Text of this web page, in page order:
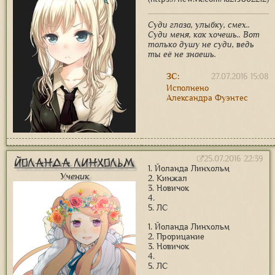
Суди глаза, улыбку, смех..
Суди меня, как хочешь.. Вот
только душу не суди, ведь
ты её не знаешь.
27.07.2016 15:08
ЗС:
Исполнено
Александра Фуэнтес
Йоланда Линхольм
Ученик
25.07.2016 22:39
1. Йоланда Линхольм
2. Кинжал
3. Новичок
4.
5. ЛС
1. Йоланда Линхольм
2. Прорицание
3. Новичок
4.
5. ЛС